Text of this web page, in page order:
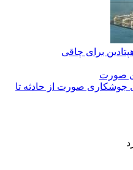
برای چاقی
صورت از حادثه تا